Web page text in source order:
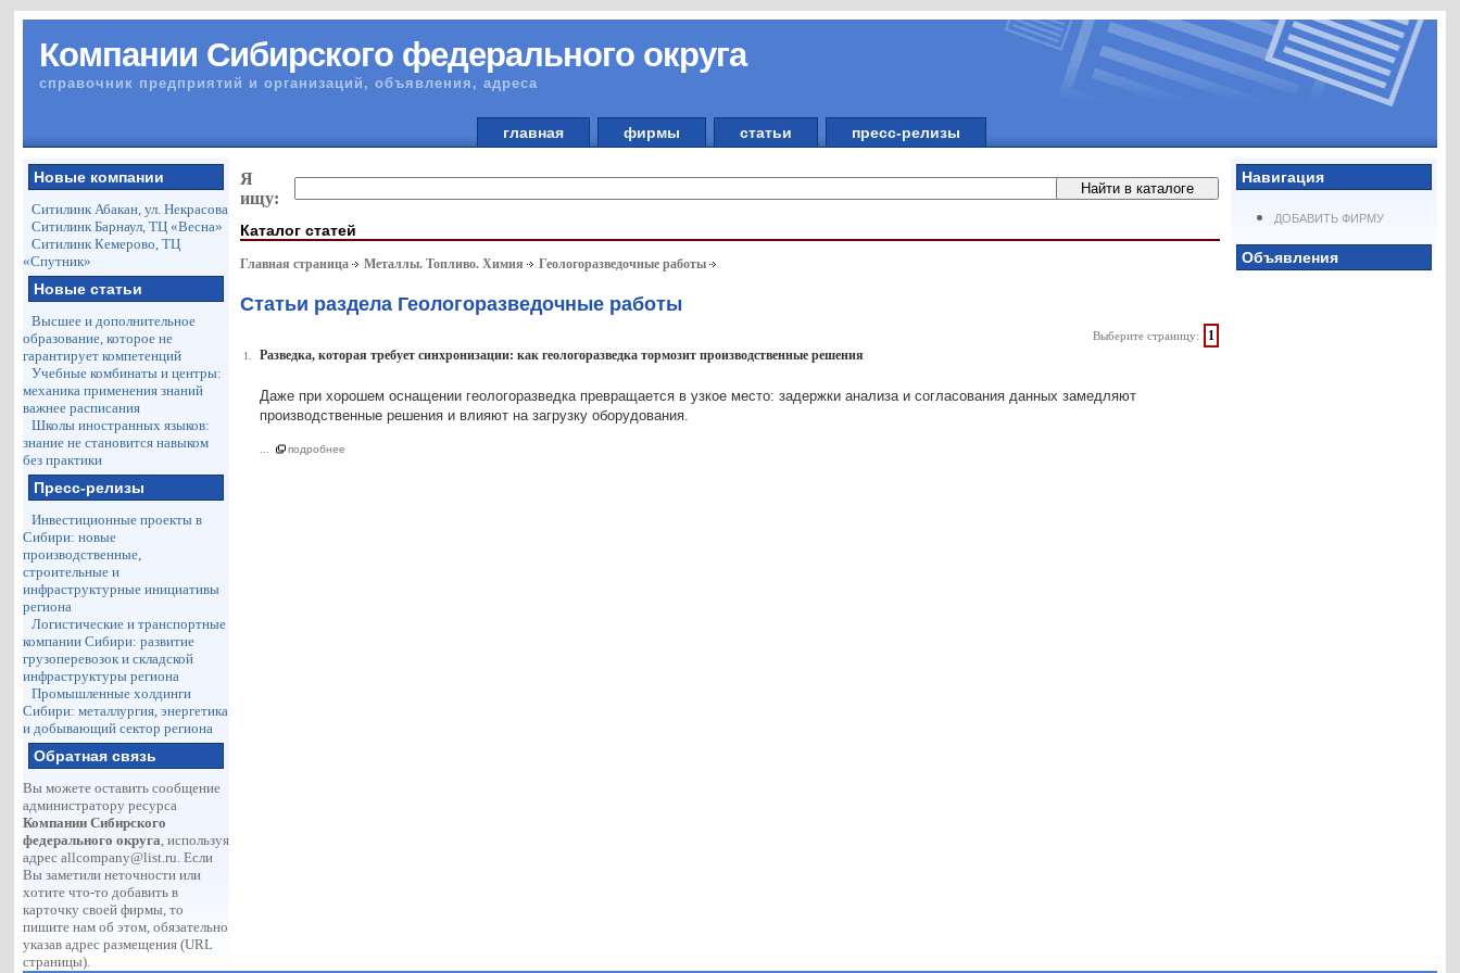
Компании Сибирского федерального округа
справочник предприятий и организаций, объявления, адреса
главная фирмы статьи пресс-релизы
Новые компании
Ситилинк Абакан, ул. Некрасова
Ситилинк Барнаул, ТЦ «Весна»
Ситилинк Кемерово, ТЦ
«Спутник»
Новые статьи
Высшее и дополнительное
образование, которое не
гарантирует компетенций
Учебные комбинаты и центры:
механика применения знаний
важнее расписания
Школы иностранных языков:
знание не становится навыком
без практики
Пресс-релизы
Инвестиционные проекты в
Сибири: новые
производственные,
строительные и
инфраструктурные инициативы
региона
Логистические и транспортные
компании Сибири: развитие
грузоперевозок и складской
инфраструктуры региона
Промышленные холдинги
Сибири: металлургия, энергетика
и добывающий сектор региона
Обратная связь
Вы можете оставить сообщение
администратору ресурса
Компании Сибирского
федерального округа, используя
адресallcompany@list.ru. Если
Вы заметили неточности или
хотите что-то добавить в
карточку своей фирмы, то
пишите нам об этом, обязательно
указав адрес размещения (URL
страницы).
Навигация
ДОБАВИТЬ ФИРМУ
Объявления
Я
ищу:
Каталог статей
Главная страница Металлы. Топливо. Химия Геологоразведочные работы
Статьи раздела Геологоразведочные работы
Выберите страницу: 1
1. Разведка, которая требует синхронизации: как геологоразведка тормозит производственные решения
Даже при хорошем оснащении геологоразведка превращается в узкое место: задержки анализа и согласования данных замедляют
производственные решения и влияют на загрузку оборудования.
подробнее